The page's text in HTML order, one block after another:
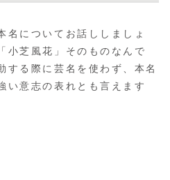
名についてお話ししましょ
小芝風花」そのものなんで
する際に芸名を使わず、本名
い意志の表れとも言えます